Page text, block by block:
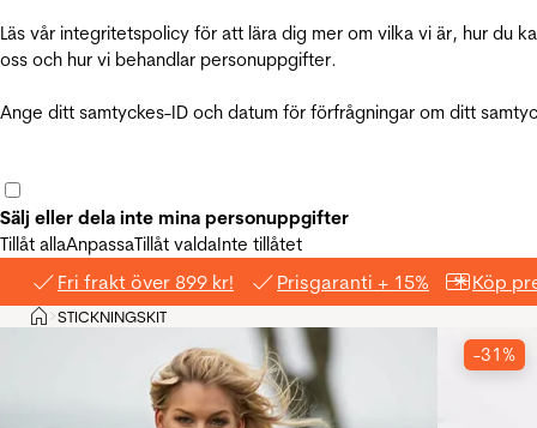
Läs vår integritetspolicy för att lära dig mer om vilka vi är, hur du
oss och hur vi behandlar personuppgifter.
Ange ditt samtyckes-ID och datum för förfrågningar om ditt
Sälj eller dela inte mina personuppgifter
Tillåt allaAnpassaTillåt valdaInte tillåtet
Fri frakt över 899 kr! Prisgaranti + 15% Köp
Hem
>STICKNINGSKIT
-31%